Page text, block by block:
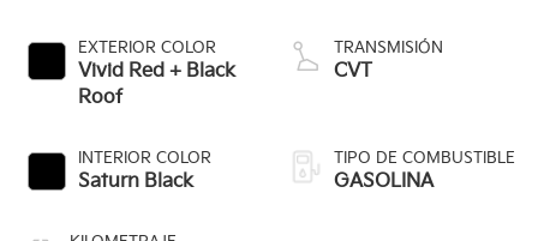
EXTERIOR COLOR
Vivid Red + Black
Roof
INTERIOR COLOR
Saturn Black
TRANSMISIÓN
CVT
TIPO DE COMBUSTIBLE
GASOLINA